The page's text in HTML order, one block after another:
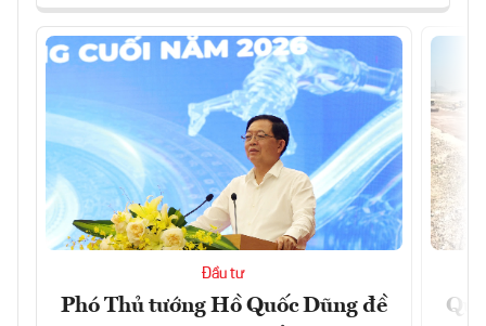
Đầu tư
Phó Thủ tướng Hồ Quốc Dũng đề